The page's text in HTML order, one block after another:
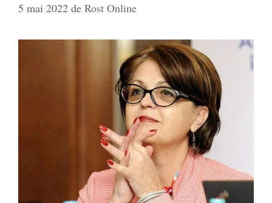
5 mai 2022 de Rost Online